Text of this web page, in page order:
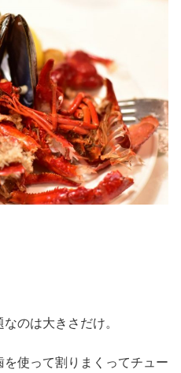
のは大きさだけ。
使って割りまくってチュー